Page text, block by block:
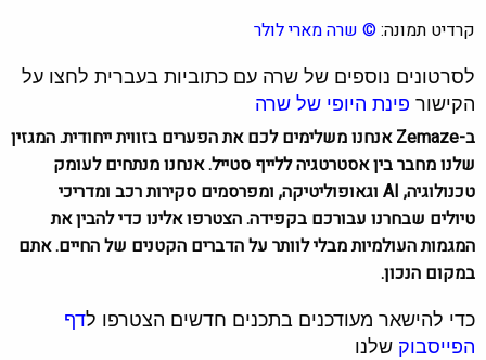
קרדיט תמונה:© שרה מארי לולר
לסרטונים נוספים של שרה עם כתוביות בעברית לחצו על
הקישור פינת היופי של שרה
ב-Zemaze אנחנו משלימים לכם את הפערים בזווית ייחודית. המגזין
שלנו מחבר בין אסטרטגיה ללייף סטייל. אנחנו מנתחים לעומק
טכנולוגיה, AI וגאופוליטיקה, ומפרסמים סקירות רכב ומדריכי
טיולים שבחרנו עבורכם בקפידה. הצטרפו אלינו כדי להבין את
המגמות העולמיות מבלי לוותר על הדברים הקטנים של החיים. אתם
במקום הנכון.
כדי להישאר מעודכנים בתכנים חדשים הצטרפו לדף
הפייסבוק שלנו